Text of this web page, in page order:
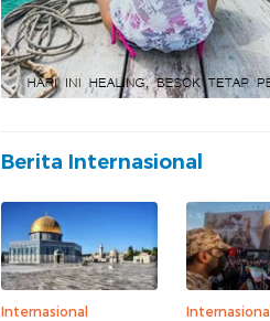
Berita Internasional
Internasional Internasional